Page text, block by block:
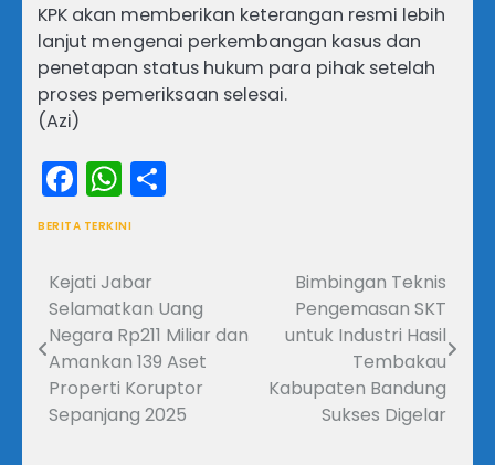
KPK akan memberikan keterangan resmi lebih
lanjut mengenai perkembangan kasus dan
penetapan status hukum para pihak setelah
proses pemeriksaan selesai.
(Azi)
Facebook
WhatsApp
BERITA TERKINI
Navigasi
pos
Kejati Jabar
Selamatkan Uang
Negara Rp211 Miliar dan
Amankan 139 Aset
Properti Koruptor
Sepanjang 2025
Bimbingan Teknis
Pengemasan SKT
untuk Industri Hasil
Tembakau
Kabupaten Bandung
Sukses Digelar